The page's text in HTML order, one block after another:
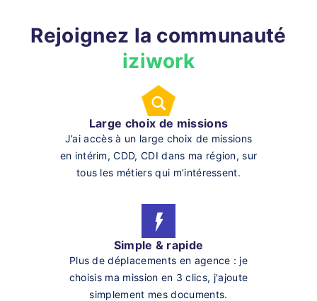
Rejoignez la communauté
iziwork
Large choix de missions
J’ai accès à un large choix de missions
en intérim, CDD, CDI dans ma région, sur
tous les métiers qui m’intéressent.
Simple & rapide
Plus de déplacements en agence : je
choisis ma mission en 3 clics, j'ajoute
simplement mes documents.